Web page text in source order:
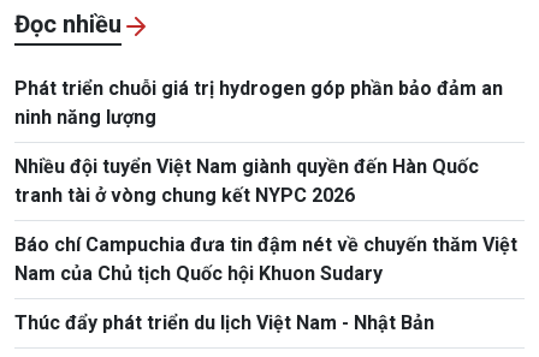
Đọc nhiều
Phát triển chuỗi giá trị hydrogen góp phần bảo đảm an
ninh năng lượng
Nhiều đội tuyển Việt Nam giành quyền đến Hàn Quốc
tranh tài ở vòng chung kết NYPC 2026
Báo chí Campuchia đưa tin đậm nét về chuyến thăm Việt
Nam của Chủ tịch Quốc hội Khuon Sudary
Thúc đẩy phát triển du lịch Việt Nam - Nhật Bản